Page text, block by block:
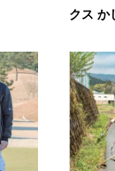
クス か